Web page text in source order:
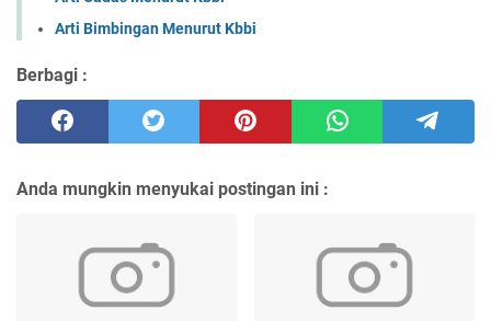
Arti Bimbingan Menurut Kbbi
Berbagi :
Anda mungkin menyukai postingan ini :